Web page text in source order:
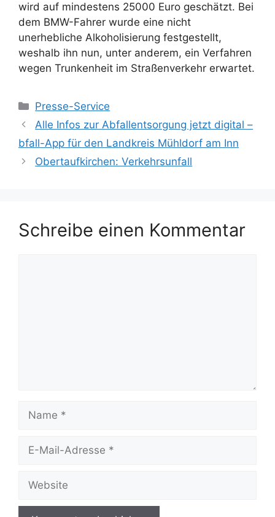
wird auf mindestens 25000 Euro geschätzt. Bei
dem BMW-Fahrer wurde eine nicht
unerhebliche Alkoholisierung festgestellt,
weshalb ihn nun, unter anderem, ein Verfahren
wegen Trunkenheit im Straßenverkehr erwartet.
Kategorien
Presse-Service
Alle Infos zur Abfallentsorgung jetzt digital –
bfall-App für den Landkreis Mühldorf am Inn
Obertaufkirchen: Verkehrsunfall
Schreibe einen Kommentar
Mail-